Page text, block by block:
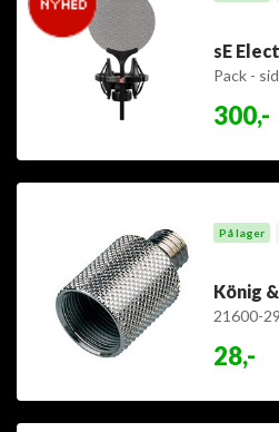
sE
Pack -
300,-
På lager
König
21600-
28,-